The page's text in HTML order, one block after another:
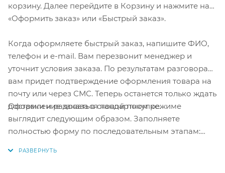
корзину. Далее перейдите в Корзину и нажмите на
«Оформить заказ» или «Быстрый заказ».
Когда оформляете быстрый заказ, напишите ФИО,
телефон и e-mail. Вам перезвонит менеджер и
уточнит условия заказа. По результатам разговора
вам придет подтверждение оформления товара на
почту или через СМС. Теперь останется только ждать
доставки и радоваться новой покупке.
Оформление заказа в стандартном режиме
выглядит следующим образом. Заполняете
полностью форму по последовательным этапам: